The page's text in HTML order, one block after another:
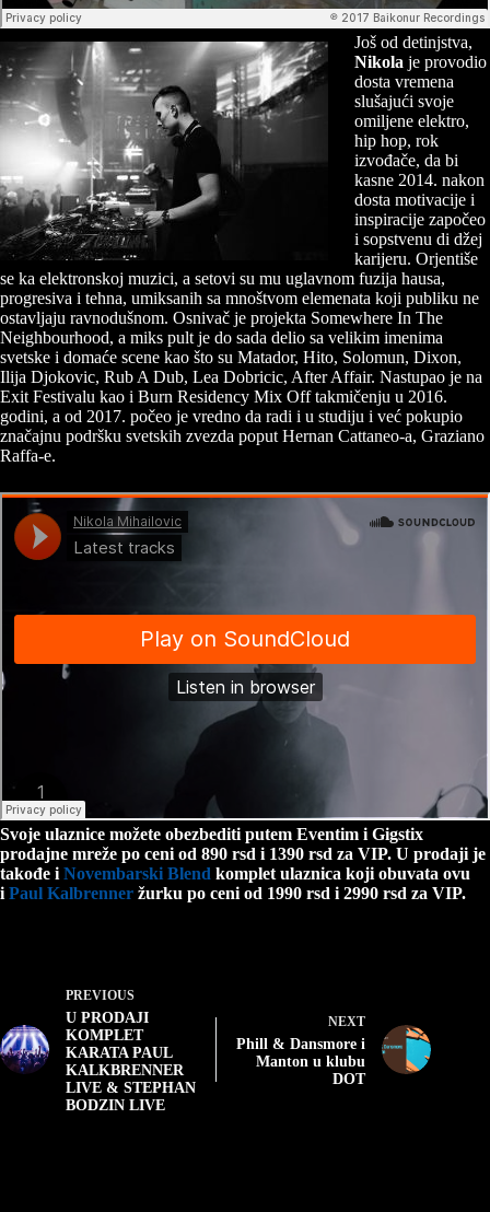
Još od detinjstva,
Nikola je provodio
dosta vremena
slušajući svoje
omiljene elektro,
hip hop, rok
izvođače, da bi
kasne 2014. nakon
dosta motivacije i
inspiracije započeo
i sopstvenu di džej
karijeru. Orjentiše
se ka elektronskoj muzici, a setovi su mu uglavnom fuzija hausa,
progresiva i tehna, umiksanih sa mnoštvom elemenata koji publiku ne
ostavljaju ravnodušnom. Osnivač je projekta Somewhere In The
Neighbourhood, a miks pult je do sada delio sa velikim imenima
svetske i domaće scene kao što su Matador, Hito, Solomun, Dixon,
Ilija Djokovic, Rub A Dub, Lea Dobricic, After Affair. Nastupao je na
Exit Festivalu kao i Burn Residency Mix Off takmičenju u 2016.
godini, a od 2017. počeo je vredno da radi i u studiju i već pokupio
značajnu podršku svetskih zvezda poput Hernan Cattaneo-a, Graziano
Raffa-e.
Svoje ulaznice možete obezbediti putem Eventim i Gigstix
prodajne mreže po ceni od 890 rsd i 1390 rsd za VIP. U prodaji je
takođe i Novembarski Blend komplet ulaznica koji obuvata ovu
i Paul Kalbrenner žurku po ceni od 1990 rsd i 2990 rsd za VIP.
PREVIOUS
U PRODAJI
KOMPLET
KARATA PAUL
KALKBRENNER
LIVE & STEPHAN
BODZIN LIVE
NEXT
Phill & Dansmore i
Manton u klubu
DOT